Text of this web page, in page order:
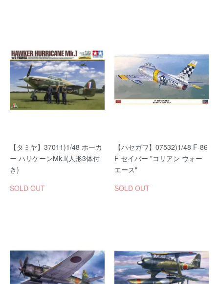
【タミヤ】37011)1/48 ホーカ
ー ハリケーンMk.I(人形3体付
き)
SOLD OUT
【ハセガワ】07532)1/48 F-86
F セイバー "コリアン ウォー
エース"
SOLD OUT